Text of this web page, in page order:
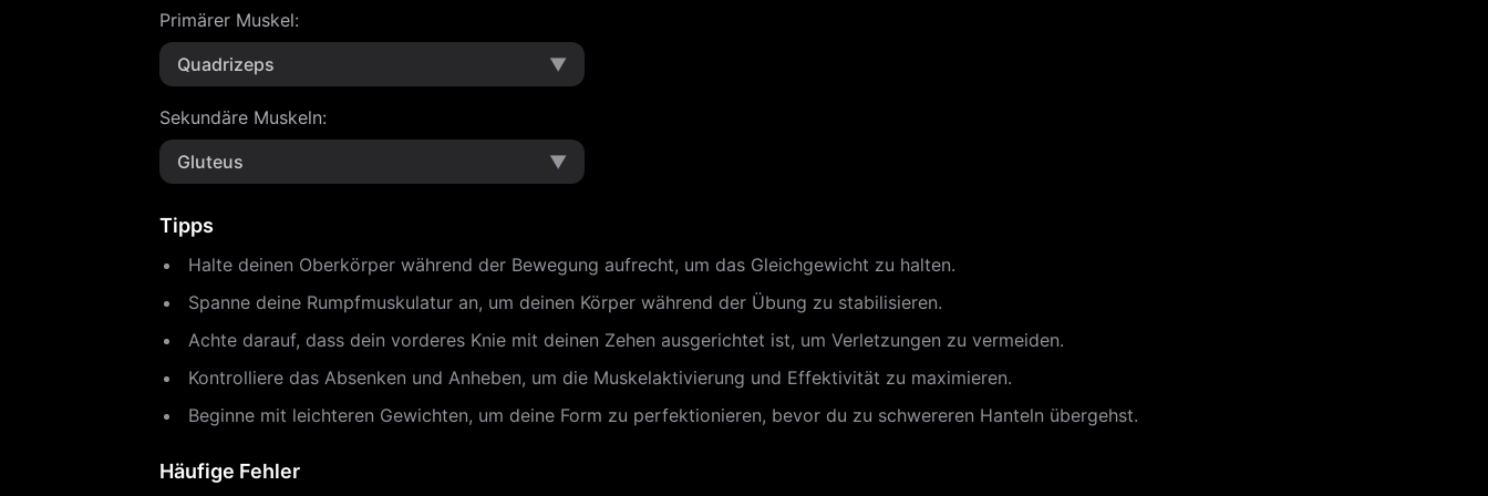
Primärer Muskel:
Quadrizeps
▼
Sekundäre Muskeln:
Gluteus
▼
Tipps
Halte deinen Oberkörper während der Bewegung aufrecht, um das Gleichgewicht zu halten.
Spanne deine Rumpfmuskulatur an, um deinen Körper während der Übung zu stabilisieren.
Achte darauf, dass dein vorderes Knie mit deinen Zehen ausgerichtet ist, um Verletzungen zu vermeiden.
Kontrolliere das Absenken und Anheben, um die Muskelaktivierung und Effektivität zu maximieren.
Beginne mit leichteren Gewichten, um deine Form zu perfektionieren, bevor du zu schwereren Hanteln übergehst.
Häufige Fehler